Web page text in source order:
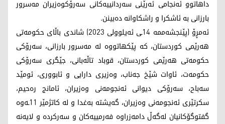
داهاتوو ئه‌نجامی ئه‌رێنی سه‌ردانییه‌كانی سه‌رۆكوه‌زیران مه‌سرور
بارزانی به‌ ئاشكرا و راشكاوانه‌ ده‌بینن.
ئه‌مڕۆ (پێنجشه‌ممه‌ 14ـی ئه‌یلوولی 2023) شاندی باڵای حکومەتی
هەرێمی کوردستان، كه‌ پێکهاتووە لە مەسرور بارزانی، سەرۆکی
حکومەتی هەرێمی کوردستان، قوباد تاڵەبانی، جێگری سەرۆکی
حکومەت، ئاوات شێخ جەناب، وەزیری دارایی و ئابووری، ئومێد
سەباح، سەرۆکی دیوانی ئەنجومەنی وەزیران، ئامانج رەحیم،
سکرتێری ئەنجومەنی وەزیران، گه‌یشته‌ به‌غدا و لە کاتژمێر 11ـەوە
گفتوگۆکانیان لەگەڵ دامەزراوە فەرمییەکان و سەرکردە و لایەنە